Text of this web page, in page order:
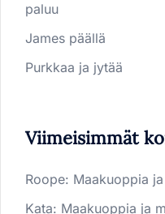
paluu
James päällä
Purkkaa ja jytää
Viimeisimmät
Roope: Maakuoppia
Kata: Maakuoppia ja